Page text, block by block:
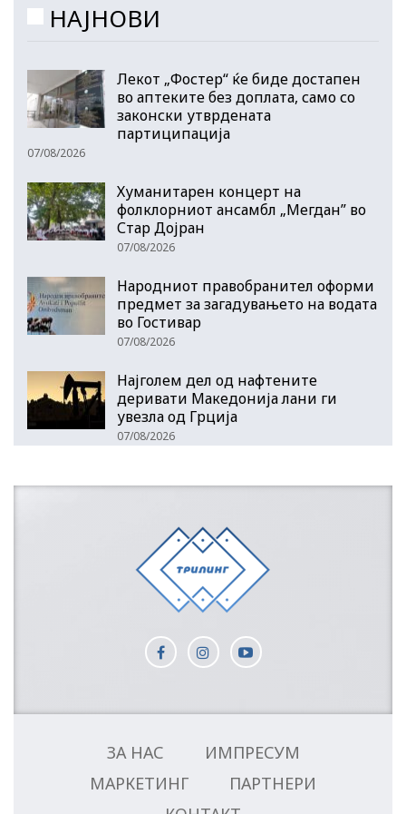
НАЈНОВИ
Лекот „Фостер“ ќе биде достапен
во аптеките без доплата, само со
законски утврдената
партиципација
07/08/2026
Хуманитарен концерт на
фолклорниот ансамбл „Мегдан” во
Стар Дојран
07/08/2026
Народниот правобранител оформи
предмет за загадувањето на водата
во Гостивар
07/08/2026
Најголем дел од нафтените
деривати Македонија лани ги
увезла од Грција
07/08/2026
ЗА НАС
ИМПРЕСУМ
МАРКЕТИНГ
ПАРТНЕРИ